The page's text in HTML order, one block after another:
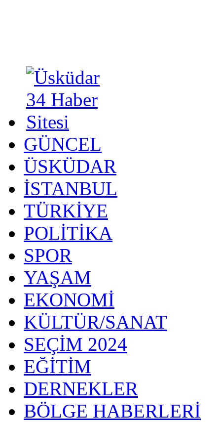
GÜNCEL
ÜSKÜDAR
İSTANBUL
TÜRKİYE
POLİTİKA
SPOR
YAŞAM
EKONOMİ
KÜLTÜR/SANAT
SEÇİM 2024
EĞİTİM
DERNEKLER
BÖLGE HABERLERİ